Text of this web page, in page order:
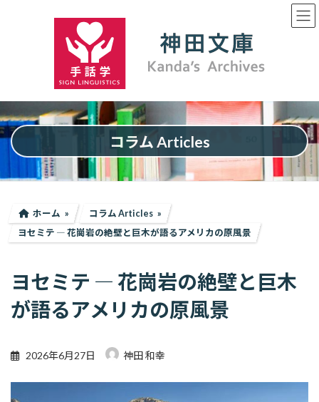
ッ
プ
移
動
コラム Articles
ホーム
コラム Articles
ヨセミテ ― 花崗岩の絶壁と巨木が語るアメリカの原風景
ヨセミテ ― 花崗岩の絶壁と巨木
が語るアメリカの原風景
2026年6月27日 神田 和幸